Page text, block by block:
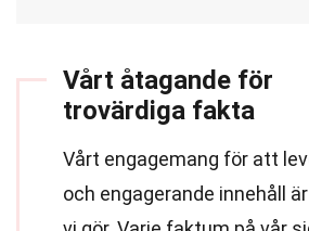
Vårt åtagande för
trovärdiga fakta
Vårt engagemang för att
och engagerande innehåll